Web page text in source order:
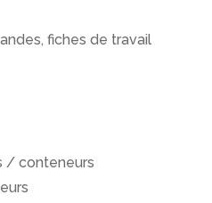
fiches de travail
/ conteneurs